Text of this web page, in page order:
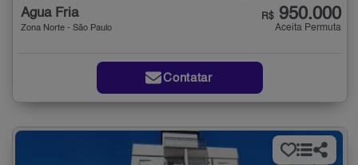
Água Fria
Zona Norte - São Paulo
R$ 950.000
Aceita Permuta
Contatar